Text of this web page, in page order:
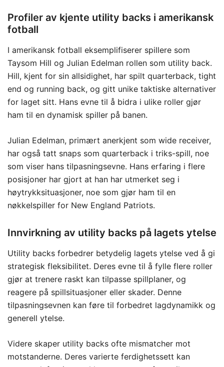
Profiler av kjente utility backs i amerikansk
fotball
I amerikansk fotball eksemplifiserer spillere som
Taysom Hill og Julian Edelman rollen som utility back.
Hill, kjent for sin allsidighet, har spilt quarterback, tight
end og running back, og gitt unike taktiske alternativer
for laget sitt. Hans evne til å bidra i ulike roller gjør
ham til en dynamisk spiller på banen.
Julian Edelman, primært anerkjent som wide receiver,
har også tatt snaps som quarterback i triks-spill, noe
som viser hans tilpasningsevne. Hans erfaring i flere
posisjoner har gjort at han har utmerket seg i
høytrykksituasjoner, noe som gjør ham til en
nøkkelspiller for New England Patriots.
Innvirkning av utility backs på lagets ytelse
Utility backs forbedrer betydelig lagets ytelse ved å gi
strategisk fleksibilitet. Deres evne til å fylle flere roller
gjør at trenere raskt kan tilpasse spillplaner, og
reagere på spillsituasjoner eller skader. Denne
tilpasningsevnen kan føre til forbedret lagdynamikk og
generell ytelse.
Videre skaper utility backs ofte mismatcher mot
motstanderne. Deres varierte ferdighetssett kan